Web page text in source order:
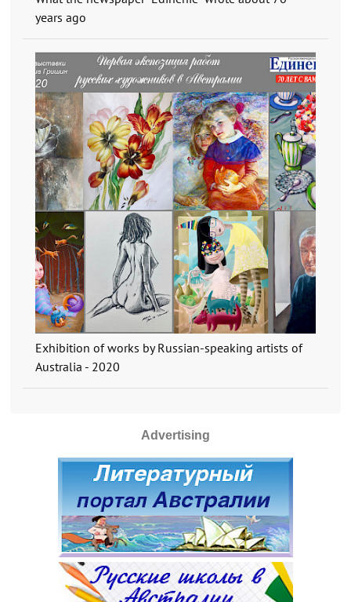
years ago
Exhibition of works by Russian-speaking artists of
Australia - 2020
Advertising